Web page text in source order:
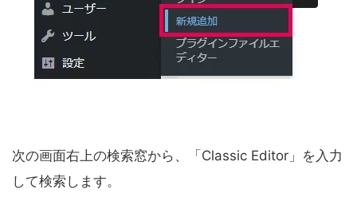
次の画面右上の検索窓から、「Classic Editor」を入力
して検索します。